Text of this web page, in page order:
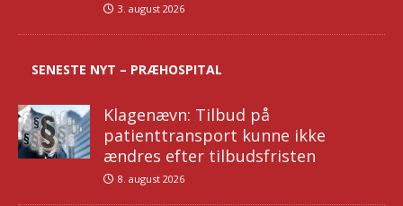
3. august 2026
SENESTE NYT – PRÆHOSPITAL
Klagenævn: Tilbud på
patienttransport kunne ikke
ændres efter tilbudsfristen
8. august 2026